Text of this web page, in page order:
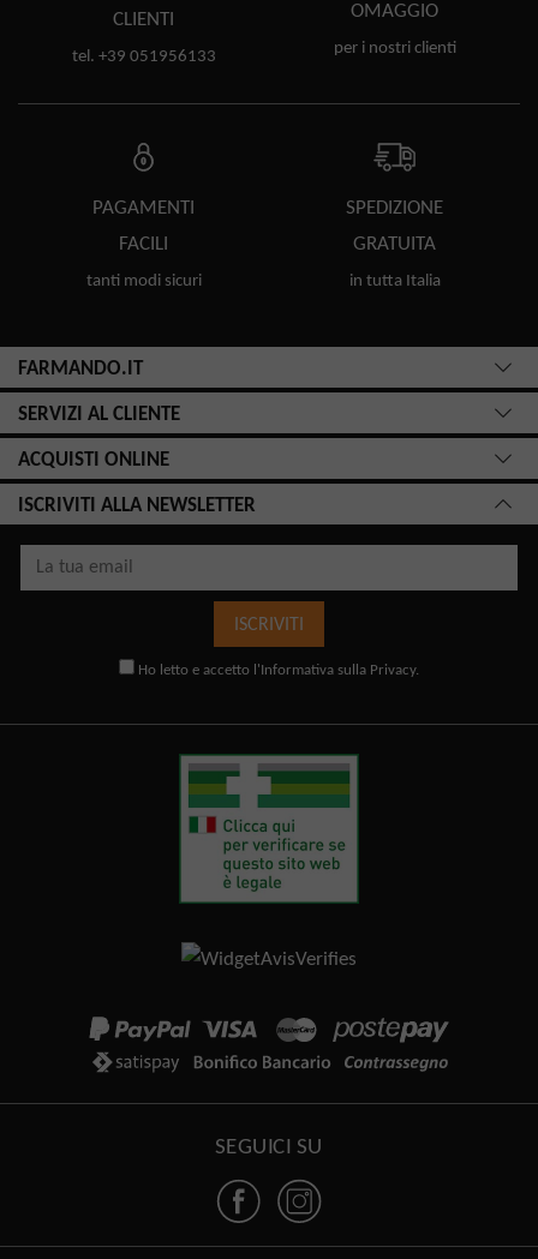
CLIENTI
tel. +39 051956133
OMAGGIO
per i nostri clienti
PAGAMENTI
FACILI
tanti modi sicuri
SPEDIZIONE
GRATUITA
in tutta Italia
FARMANDO.IT
SERVIZI AL CLIENTE
ACQUISTI ONLINE
ISCRIVITI ALLA NEWSLETTER
ISCRIVITI
Ho letto e accetto l'Informativa sulla Privacy.
SEGUICI SU